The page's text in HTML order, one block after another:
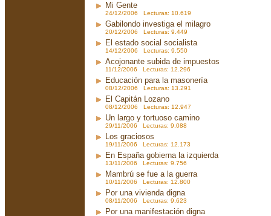
Mi Gente
24/12/2006 Lecturas: 10.619
Gabilondo investiga el milagro
20/12/2006 Lecturas: 9.449
El estado social socialista
14/12/2006 Lecturas: 9.550
Acojonante subida de impuestos
11/12/2006 Lecturas: 12.296
Educación para la masonería
08/12/2006 Lecturas: 13.291
El Capitán Lozano
08/12/2006 Lecturas: 12.947
Un largo y tortuoso camino
29/11/2006 Lecturas: 9.088
Los graciosos
19/11/2006 Lecturas: 12.173
En España gobierna la izquierda
13/11/2006 Lecturas: 9.756
Mambrú se fue a la guerra
10/11/2006 Lecturas: 12.800
Por una vivienda digna
08/11/2006 Lecturas: 9.623
Por una manifestación digna